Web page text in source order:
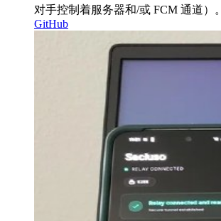
对手控制着服务器和/或 FCM 通道）。
GitHub